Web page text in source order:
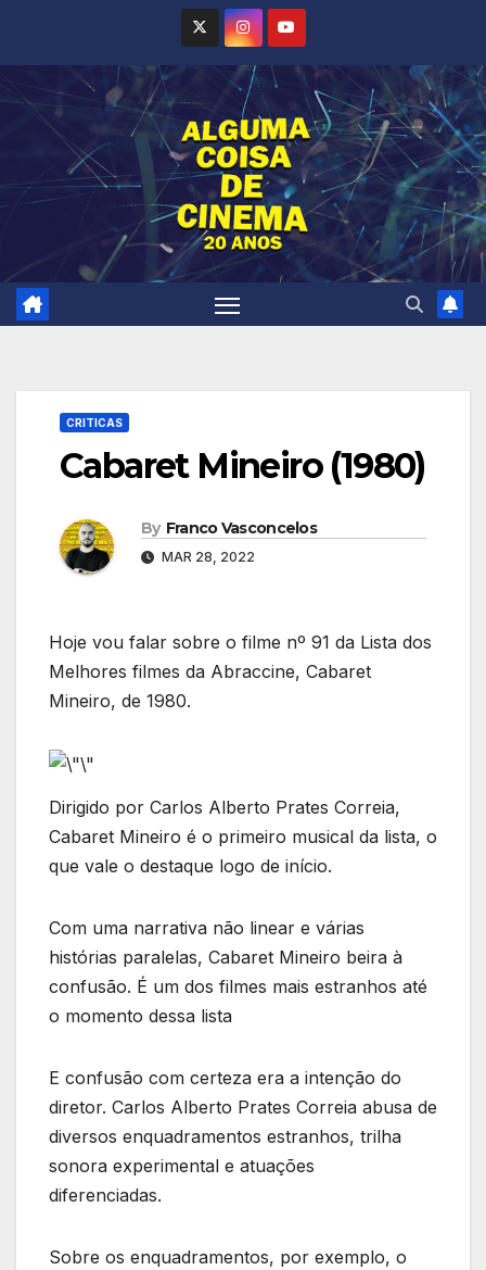
CRITICAS
Cabaret Mineiro (1980)
By Franco Vasconcelos
MAR 28, 2022
Hoje vou falar sobre o filme nº 91 da Lista dos
Melhores filmes da Abraccine, Cabaret
Mineiro, de 1980.
Dirigido por Carlos Alberto Prates Correia,
Cabaret Mineiro é o primeiro musical da lista, o
que vale o destaque logo de início.
Com uma narrativa não linear e várias
histórias paralelas, Cabaret Mineiro beira à
confusão. É um dos filmes mais estranhos até
o momento dessa lista
E confusão com certeza era a intenção do
diretor. Carlos Alberto Prates Correia abusa de
diversos enquadramentos estranhos, trilha
sonora experimental e atuações
diferenciadas.
Sobre os enquadramentos, por exemplo, o